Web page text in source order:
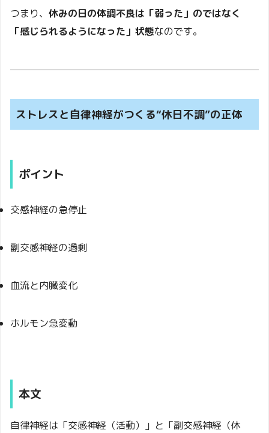
つまり、 休みの日の体調不良は「弱った」のではなく
「感じられるようになった」状態なのです。
ストレスと自律神経がつくる“休日不調”の正体
ポイント
交感神経の急停止
副交感神経の過剰
血流と内臓変化
ホルモン急変動
本文
自律神経は「交感神経（活動）」と「副交感神経（休